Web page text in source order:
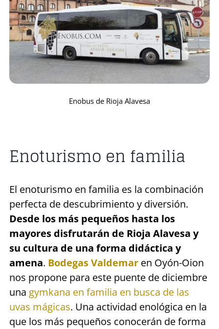
Enobus de Rioja Alavesa
Enoturismo en familia
El enoturismo en familia es la combinación
perfecta de descubrimiento y diversión.
Desde los más pequeños hasta los
mayores disfrutarán de Rioja Alavesa y
su cultura de una forma didáctica y
amena. Bodegas Valdemaren Oyón-Oion
nos propone para este puente de diciembre
una gymkana en familia en busca de las
uvas mágicas. Una actividad enológica en la
que los más pequeños conocerán de forma